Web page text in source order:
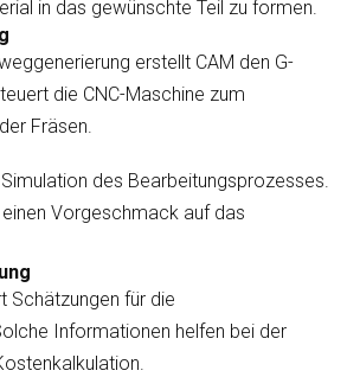
in das gewünschte Teil zu formen.
erstellt CAM den G-
die CNC-Maschine zum
Fräsen.
des Bearbeitungsprozesses.
Vorgeschmack auf das
Schätzungen für die
Informationen helfen bei der